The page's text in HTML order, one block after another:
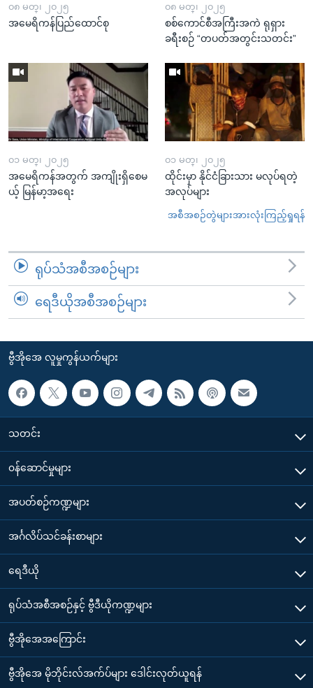
၀၈ မတ္၊ ၂၀၂၅
အမေရိကန်ပြည်ထောင်စု
၀၈ မတ္၊ ၂၀၂၅
စစ်ကောင်စီအကြီးအကဲ ရုရှား
ခရီးစဉ် “တပတ်အတွင်းသတင်း”
၀၁ မတ္၊ ၂၀၂၅
အမေရိကန်အတွက် အကျိုးရှိစေမ
ယ့် မြန်မာ့အရေး
၀၁ မတ္၊ ၂၀၂၅
ထိုင်းမှာ နိုင်ငံခြားသား မလုပ်ရတဲ့
အလုပ်များ
အစီအစဉ်တွဲများအားလုံးကြည့်ရှုရန်
ရုပ်သံအစီအစဉ်များ
ရေဒီယိုအစီအစဉ်များ
ဗွီအိုအေ လူမှုကွန်ယက်များ
သတင်း
၀န်ဆောင်မှုများ
အပတ်စဉ်ကဏ္ဍများ
အင်္ဂလိပ်သင်ခန်းစာများ
ရေဒီယို
ရုပ်သံအစီအစဉ်နှင့် ဗွီဒီယိုကဏ္ဍများ
ဗွီအိုအေအကြောင်း
ဗွီအိုအေ မိုဘိုင်းလ်အက်ပ်များ ဒေါင်းလုတ်ယူရန်